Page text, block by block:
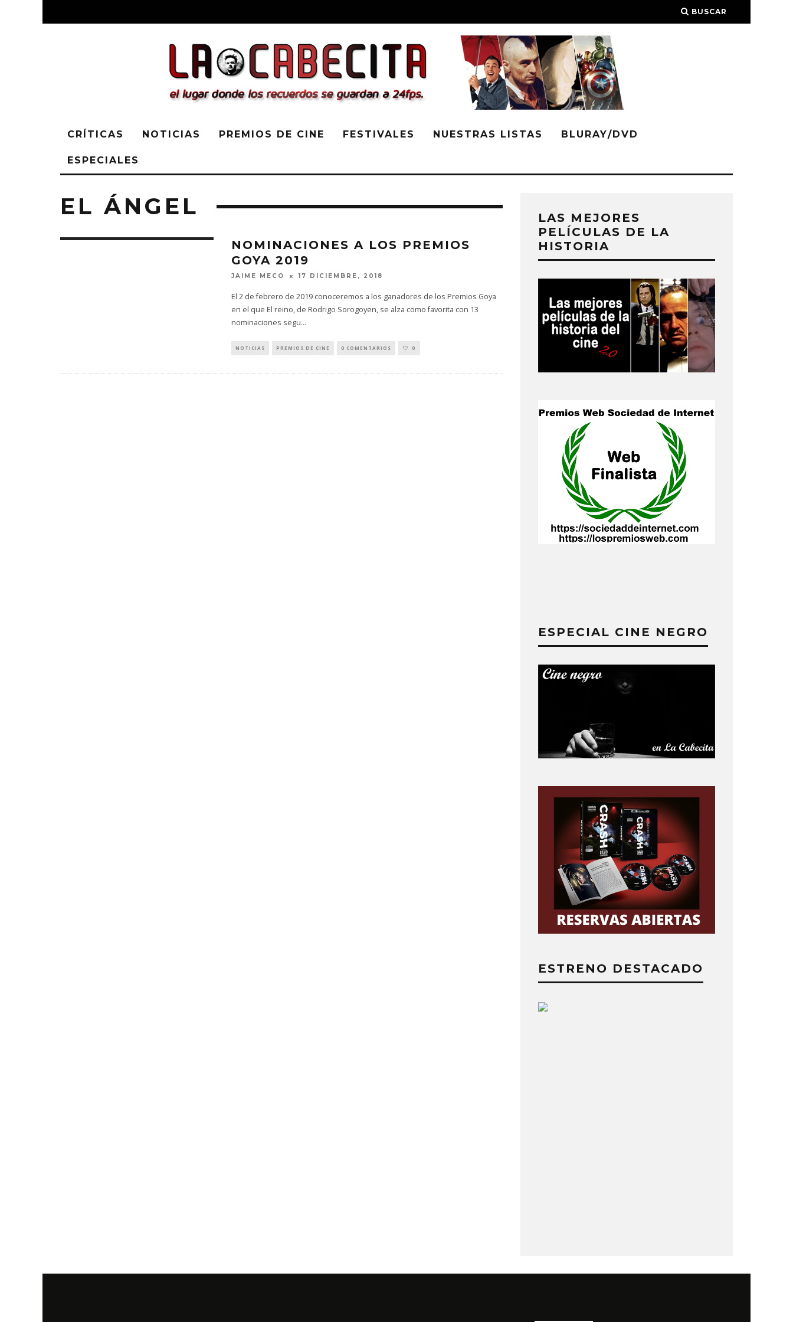
BUSCAR
CRÍTICAS NOTICIAS PREMIOS DE CINE FESTIVALES NUESTRAS LISTAS BLURAY/DVD
ESPECIALES
EL ÁNGEL
NOMINACIONES A LOS PREMIOS
GOYA 2019
JAIME MECO 17 DICIEMBRE, 2018
El 2 de febrero de 2019 conoceremos a los ganadores de los Premios Goya
en el que El reino, de Rodrigo Sorogoyen, se alza como favorita con 13
nominaciones segu...
NOTICIAS PREMIOS DE CINE 0 COMENTARIOS 0
LAS MEJORES
PELÍCULAS DE LA
HISTORIA
ESPECIAL CINE NEGRO
ESTRENO DESTACADO